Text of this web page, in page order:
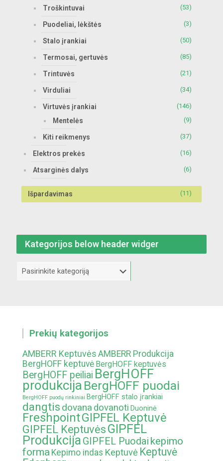
Troškintuvai (53)
Puodeliai, lėkštės (3)
Stalo įrankiai (50)
Termosai, gertuvės (85)
Trintuvės (21)
Virduliai (34)
Virtuvės įrankiai (146)
Mentelės (9)
Kiti reikmenys (37)
Elektros prekės (16)
Atsarginės dalys (6)
Išpardavimas (11)
Kategorijos below header widger
below
Prekių kategorijos
AMBERR Keptuvės AMBERR Produkcija
BergHOFF keptuvė BergHOFF keptuvės
BergHOFF peiliai BergHOFF
produkcija BergHOFF puodai
BergHOFF puodų rinkiniai BergHOFF stalo įrankiai
dangtis dovana dovanoti Duoninė
FreshpointGIPFEL Keptuvė
GIPFEL Keptuvės GIPFEL
Produkcija GIPFEL Puodai kepimo
forma Kepimo indas Keptuvė Keptuvė